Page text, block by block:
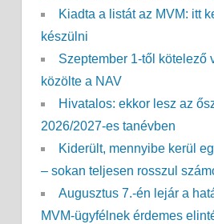
Kiadta a listát az MVM: itt
készülni
Szeptember 1-től kötelező
közölte a NAV
Hivatalos: ekkor lesz az
2026/2027-es tanévben
Kiderült, mennyibe kerül
– sokan teljesen rosszul
Augusztus 7.-én lejár a
MVM-ügyfélnek érdemes